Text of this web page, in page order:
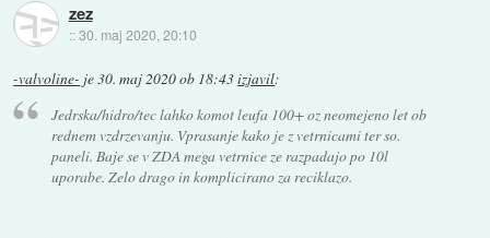
zez
::30. maj 2020, 20:10
-valvoline- je30. maj 2020 ob 18:43izjavil:
Jedrska/hidro/tec lahko komot leufa 100+ oz neomejeno let ob
rednem vzdrzevanju. Vprasanje kako je z vetrnicami ter so.
paneli. Baje se v ZDA mega vetrnice ze razpadajo po 10l
uporabe. Zelo drago in komplicirano za reciklazo.